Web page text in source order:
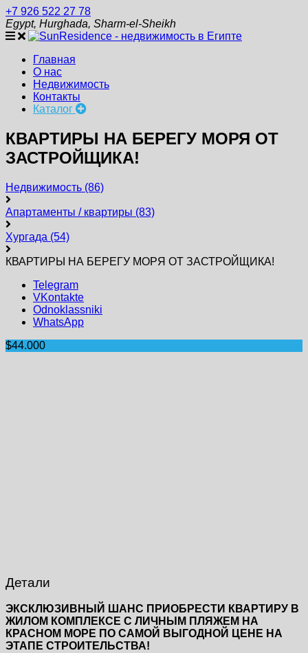
+7 926 522 27 78
Egypt, Hurghada, Sharm-el-Sheikh
Главная
О нас
Недвижимость
Контакты
Каталог
КВАРТИРЫ НА БЕРЕГУ МОРЯ ОТ
ЗАСТРОЙЩИКА!
Недвижимость (86)
Апартаменты / квартиры (83)
Хургада (54)
КВАРТИРЫ НА БЕРЕГУ МОРЯ ОТ ЗАСТРОЙЩИКА!
Telegram
VKontakte
Odnoklassniki
WhatsApp
$44.000
Детали
ЭКСКЛЮЗИВНЫЙ ШАНС ПРИОБРЕСТИ КВАРТИРУ В
ЖИЛОМ КОМПЛЕКСЕ С ЛИЧНЫМ ПЛЯЖЕМ НА
КРАСНОМ МОРЕ ПО САМОЙ ВЫГОДНОЙ ЦЕНЕ НА
ЭТАПЕ СТРОИТЕЛЬСТВА!